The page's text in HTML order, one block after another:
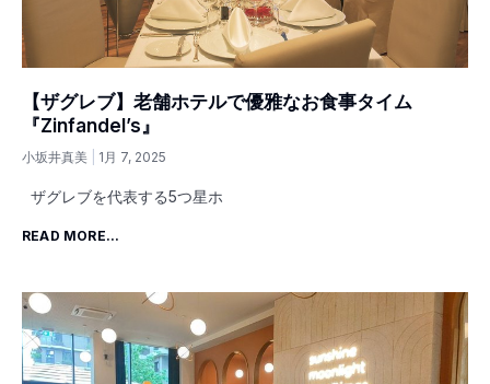
【ザグレブ】老舗ホテルで優雅なお食事タイム
『Zinfandel’s』
小坂井真美 1月 7, 2025
ザグレブを代表する5つ星ホ
READ MORE...